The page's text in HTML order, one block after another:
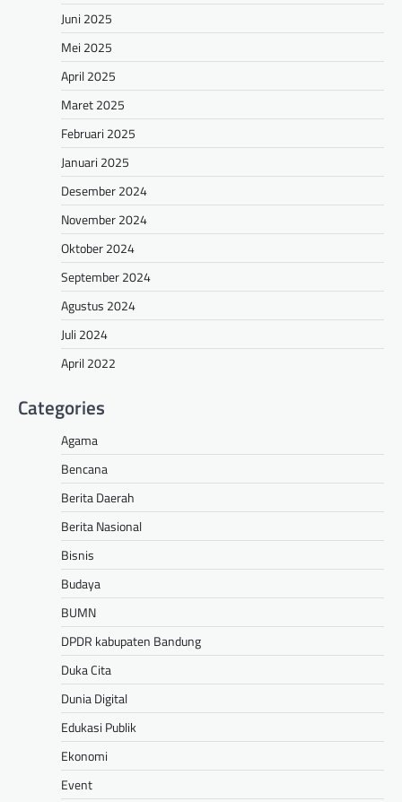
Juni 2025
Mei 2025
April 2025
Maret 2025
Februari 2025
Januari 2025
Desember 2024
November 2024
Oktober 2024
September 2024
Agustus 2024
Juli 2024
April 2022
Categories
Agama
Bencana
Berita Daerah
Berita Nasional
Bisnis
Budaya
BUMN
DPDR kabupaten Bandung
Duka Cita
Dunia Digital
Edukasi Publik
Ekonomi
Event